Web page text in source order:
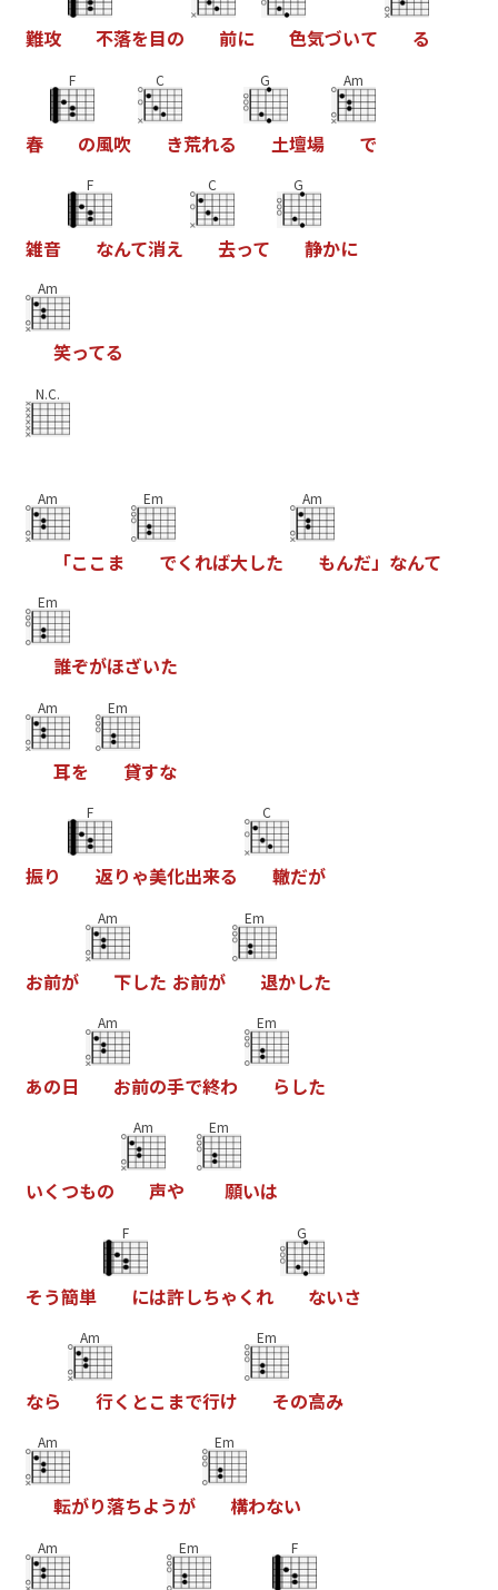
難攻 不落を目の 前に 色気づいて る
春
F
の風吹
C
き荒れる
G
土壇場
Am
で
雑音
F
なんて消え
C
去って
G
静かに
Am
笑ってる
N.C.
Am
「こ こ ま
Em
でく れば大した
Am
もんだ」 なんて
Em
誰ぞがほざいた
Am
耳を
Em
貸すな
振り
F
返り ゃ美化出来る
C
轍だが
お前が
Am
下した お前が
Em
退かした
あの日
Am
お前の手で終わ
Em
ら した
いく つもの
Am
声や
Em
願いは
そう簡単
F
には許しちゃ く れ
G
ないさ
なら
Am
行く とこ まで行け
Em
その高み
Am
転がり落ちようが
Em
構わない
Am Em F